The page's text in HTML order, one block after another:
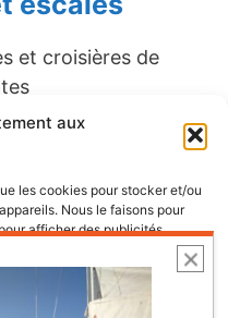
aux
les cookies pour stocker et/ou
Nous le faisons pour
afficher des publicités
nous autorisera à
de navigation ou les ID
ou de retirer son
sur certaines fonctonnalités et
et croisières de